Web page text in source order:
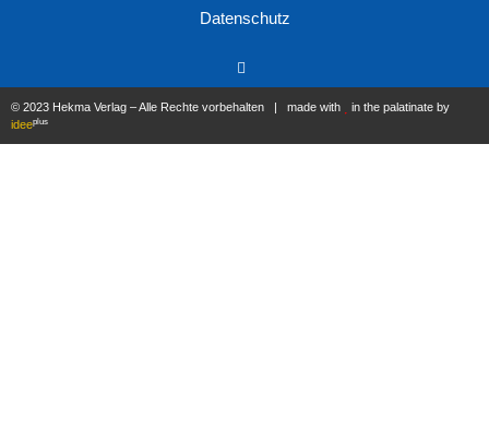
Datenschutz
© 2023 Hekma Verlag – Alle Rechte vorbehalten | made with
in the palatinate by
ideeplus